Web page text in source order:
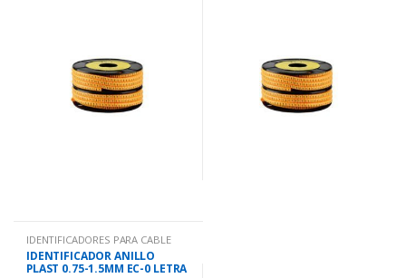
IDENTIFICADORES PARA CABLE
IDENTIFICADOR ANILLO
PLAST 0.75-1.5MM EC-0 LETRA